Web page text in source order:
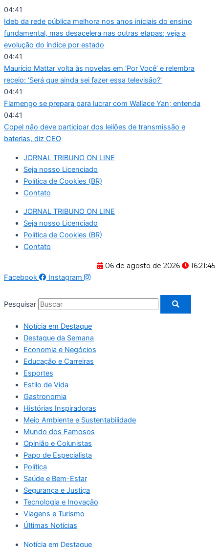
Ir
para
o
conteúdo
04:41
Ideb da rede pública melhora nos anos iniciais do ensino
fundamental, mas desacelera nas outras etapas; veja a
evolução do índice por estado
04:41
Maurício Mattar volta às novelas em ‘Por Você’ e relembra
receio: ‘Será que ainda sei fazer essa televisão?’
04:41
Flamengo se prepara para lucrar com Wallace Yan; entenda
04:41
Copel não deve participar dos leilões de transmissão e
baterias, diz CEO
JORNAL TRIBUNO ON LINE
Seja nosso Licenciado
Política de Cookies (BR)
Contato
JORNAL TRIBUNO ON LINE
Seja nosso Licenciado
Política de Cookies (BR)
Contato
06 de agosto de 2026
16:21:46
Facebook
Instagram
Pesquisar
Notícia em Destaque
Destaque da Semana
Economia e Negócios
Educação e Carreiras
Esportes
Estilo de Vida
Gastronomia
Histórias Inspiradoras
Meio Ambiente e Sustentabilidade
Mundo dos Famosos
Opinião e Colunistas
Papo de Especialista
Política
Saúde e Bem-Estar
Segurança e Justiça
Tecnologia e Inovação
Viagens e Turismo
Últimas Notícias
Notícia em Destaque